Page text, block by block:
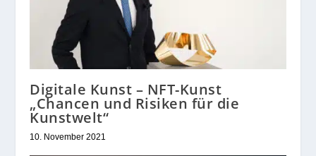
Digitale Kunst – NFT-Kunst
„Chancen und Risiken für die
Kunstwelt“
10. November 2021